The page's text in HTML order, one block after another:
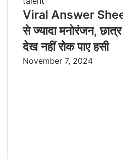
Viral Answer Sheet:
से ज्यादा मनोरंजन, छात्र
देख नहीं रोक पाए हसी
November 7, 2024